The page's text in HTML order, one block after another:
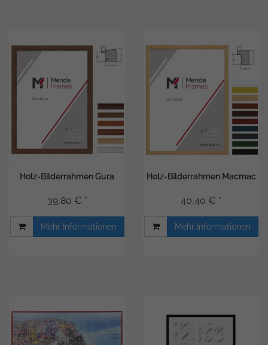
Holz-Bilderrahmen Gura
39,80 € *
Mehr Informationen
Holz-Bilderrahmen Macmac
40,40 € *
Mehr Informationen